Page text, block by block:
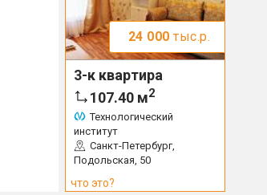
24 000 тыс.р.
3-к квартира
107.40 м2
Технологический
институт
Санкт-Петербург,
Подольская, 50
что это?